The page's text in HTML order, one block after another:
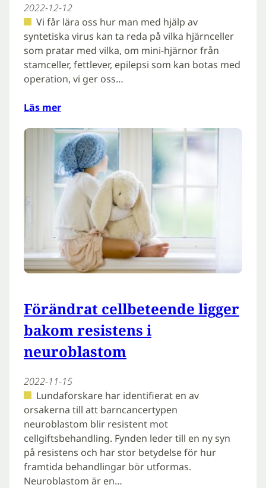
2022-12-12
Vi får lära oss hur man med hjälp av
syntetiska virus kan ta reda på vilka hjärnceller
som pratar med vilka, om mini-hjärnor från
stamceller, fettlever, epilepsi som kan botas med
operation, vi ger oss…
Läs mer
Förändrat cellbeteende ligger
bakom resistens i
neuroblastom
2022-11-15
Lundaforskare har identifierat en av
orsakerna till att barncancertypen
neuroblastom blir resistent mot
cellgiftsbehandling. Fynden leder till en ny syn
på resistens och har stor betydelse för hur
framtida behandlingar bör utformas.
Neuroblastom är en…